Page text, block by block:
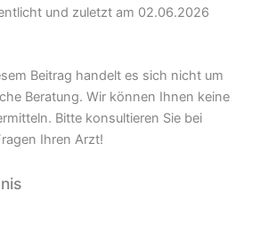
und zuletzt am 02.06.2026
Beitrag handelt es sich nicht um
Beratung. Wir können Ihnen keine
Bitte konsultieren Sie bei
Ihren Arzt!